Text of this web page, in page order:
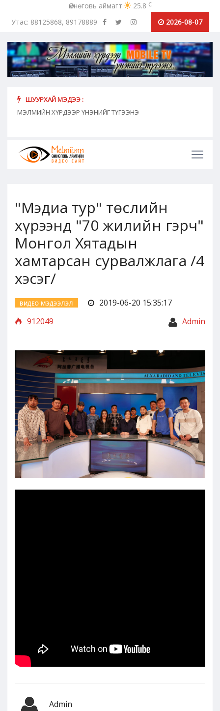
Өмнөговь аймагт 25.8 c
Утас: 88125868, 89178889
2026-08-07
ШУУРХАЙ МЭДЭЭ :
МЭЛМИЙН ХҮРДЭЭР ҮНЭНИЙГ ТҮГЭЭНЭ
"Мэдиа тур" төслийн
хүрээнд "70 жилийн гэрч"
Монгол Хятадын
хамтарсан сурвалжлага /4
хэсэг/
ВИДЕО МЭДЭЭЛЭЛ
2019-06-20 15:35:17
912049
Admin
Admin